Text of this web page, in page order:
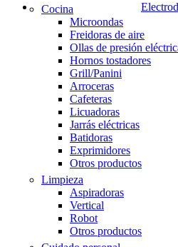
Cocina
Microondas
Freidoras de aire
Ollas de presión
Hornos tostadores
Grill/Panini
Arroceras
Cafeteras
Licuadoras
Jarrás eléctricas
Batidoras
Exprimidores
Otros productos
Limpieza
Aspiradoras
Vertical
Robot
Otros productos